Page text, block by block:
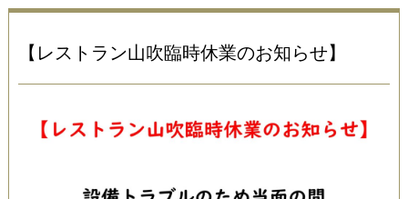
日帰り
【レストラン山吹臨時休業のお知らせ】